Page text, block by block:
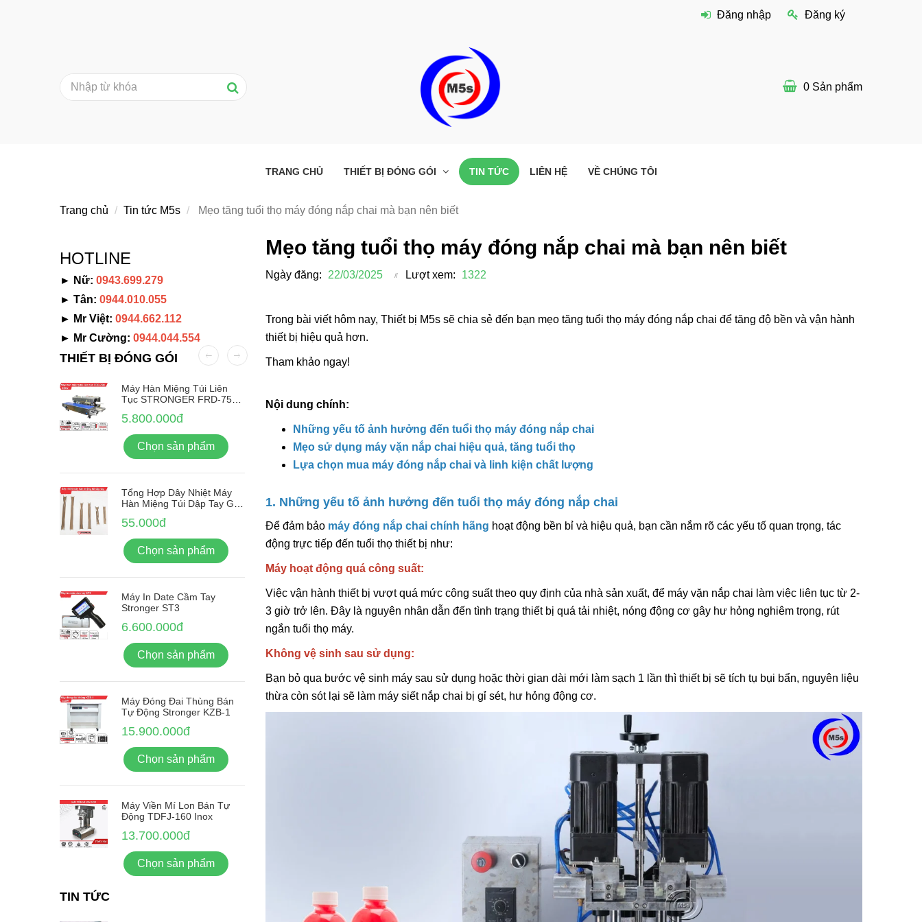
Mẹo tăng tuổi thọ máy đóng nắp chai mà bạn nên biết
Ngày đăng: 22/03/2025 Lượt xem: 1322
Trong bài viết hôm nay, Thiết bị M5s sẽ chia sẻ đến bạn mẹo tăng tuổi thọ máy đóng nắp chai để tăng độ bền và vận hành
thiết bị hiệu quả hơn.
Tham khảo ngay!
Nội dung chính:
Những yếu tố ảnh hưởng đến tuổi thọ máy đóng nắp chai
Mẹo sử dụng máy vặn nắp chai hiệu quả, tăng tuổi thọ
Lựa chọn mua máy đóng nắp chai và linh kiện chất lượng
1. Những yếu tố ảnh hưởng đến tuổi thọ máy đóng nắp chai
Để đảm bảo máy đóng nắp chai chính hãng hoạt động bền bỉ và hiệu quả, bạn cần nắm rõ các yếu tố quan trọng, tác
động trực tiếp đến tuổi thọ thiết bị như:
Máy hoạt động quá công suất:
Việc vận hành thiết bị vượt quá mức công suất theo quy định của nhà sản xuất, để máy vặn nắp chai làm việc liên tục từ 2-
3 giờ trở lên. Đây là nguyên nhân dẫn đến tình trạng thiết bị quá tải nhiệt, nóng động cơ gây hư hỏng nghiêm trọng, rút
ngắn tuổi thọ máy.
Không vệ sinh sau sử dụng:
Bạn bỏ qua bước vệ sinh máy sau sử dụng hoặc thời gian dài mới làm sạch 1 lần thì thiết bị sẽ tích tụ bụi bẩn, nguyên liệu
thừa còn sót lại sẽ làm máy siết nắp chai bị gỉ sét, hư hỏng động cơ.
HOTLINE
► Nữ: 0943.699.279
► Tân: 0944.010.055
► Mr Việt: 0944.662.112
► Mr Cường: 0944.044.554
THIẾT BỊ ĐÓNG GÓI
Máy Hàn Miệng Túi Liên
Tục STRONGER FRD-750-
5.800.000đ
Chọn sản phẩm
Tổng Hợp Dây Nhiệt Máy
Hàn Miệng Túi Dập Tay Giá
55.000đ
Chọn sản phẩm
Máy In Date Cầm Tay
Stronger ST3
6.600.000đ
Chọn sản phẩm
Máy Đóng Đai Thùng Bán
Tự Động Stronger KZB-1
15.900.000đ
Chọn sản phẩm
Máy Viền Mí Lon Bán Tự
Động TDFJ-160 Inox
13.700.000đ
Chọn sản phẩm
Động Stronger MY-380F
Chọn sản phẩm Chọn sản phẩm
Tổng Hợp Dây Nhiệt Máy
Hàn Miệng Túi Dập Tay Giá
55.000đ
Máy In Date Cầm Tay
Stronger ST3
Máy Đóng Đai Thùng Bán
Tự Động Stronger KZB-1
Chọn sản phẩm
Máy Viền Mí Lon Bán Tự
Động TDFJ-160 Inox
13.700.000đ
Chọn sản phẩm
TIN TỨC
Đăng nhập Đăng ký
0 Sản phẩm
TRANG CHỦ THIẾT BỊ ĐÓNG GÓI TIN TỨC LIÊN HỆ VỀ CHÚNG TÔI
Trang chủ Tin tức M5s Mẹo tăng tuổi thọ máy đóng nắp chai mà bạn nên biết